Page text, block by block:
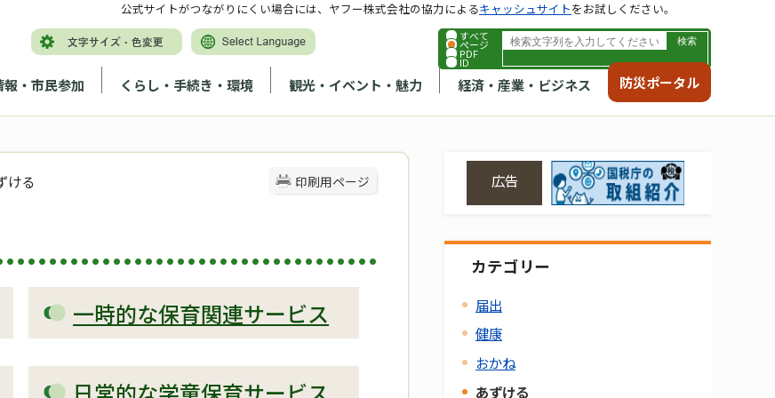
すべて
ページ
PDF
ID
報・市民参加 くらし・手続き・環境 観光・イベント・魅力 経済・産業・ビジネス 防災ポータル
公式サイトがつながりにくい場合には、ヤフー株式会社の協力によるキャッシュサイトをお試しください。
印刷用ページ
ける
一時的な保育関連サービス
広告
カテゴリー
届出
健康
おかね
あずける